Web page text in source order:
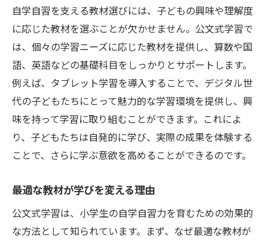
自学自習を支える教材選びには、子どもの興味や理解度
に応じた教材を選ぶことが欠かせません。公文式学習で
は、個々の学習ニーズに応じた教材を提供し、算数や国
語、英語などの基礎科目をしっかりとサポートします。
例えば、タブレット学習を導入することで、デジタル世
代の子どもたちにとって魅力的な学習環境を提供し、興
味を持って学習に取り組むことができます。これによ
り、子どもたちは自発的に学び、実際の成果を体験する
ことで、さらに学ぶ意欲を高めることができるのです。
最適な教材が学びを変える理由
公文式学習は、小学生の自学自習力を育むための効果的
な方法として知られています。まず、なぜ最適な教材が